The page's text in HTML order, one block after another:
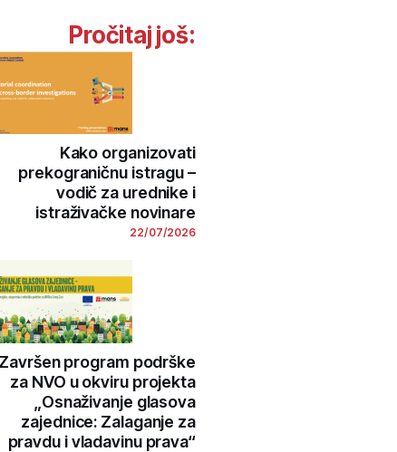
Pročitaj još:
Kako organizovati
prekograničnu istragu –
vodič za urednike i
istraživačke novinare
22/07/2026
Završen program podrške
za NVO u okviru projekta
„Osnaživanje glasova
zajednice: Zalaganje za
pravdu i vladavinu prava“